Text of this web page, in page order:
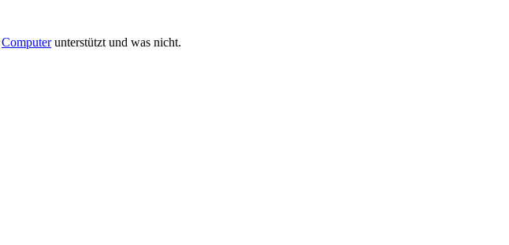
Computerunterstützt und was nicht.